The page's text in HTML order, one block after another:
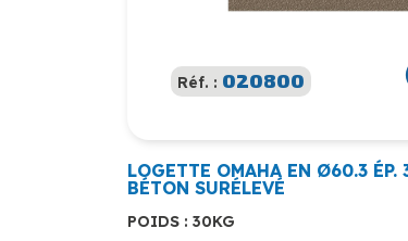
Réf. : 020800
LOGETTE OMAHA EN Ø60.3 ÉP.
BÉTON SURÉLEVÉ
POIDS : 30KG